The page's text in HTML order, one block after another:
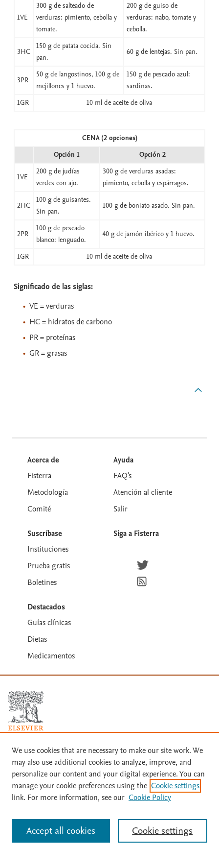
1VE
300 g de salteado de
verduras: pimiento, cebolla y
tomate.
200 g de guiso de
verduras: nabo, tomate y
cebolla.
3HC
150 g de patata cocida. Sin
pan.
60 g de lentejas. Sin pan.
3PR
50 g de langostinos, 100 g de
mejillones y 1 huevo.
150 g de pescado azul:
sardinas.
1GR
10 ml de aceite de oliva
CENA (2 opciones)
Opción 1
Opción 2
1VE
200 g de judías
verdes con ajo.
300 g de verduras asadas:
pimiento, cebolla y espárragos.
2HC
100 g de guisantes.
Sin pan.
100 g de boniato asado. Sin pan.
2PR
100 g de pescado
blanco: lenguado.
40 g de jamón ibérico y 1 huevo.
1GR 10 ml de aceite de oliva
Significado de las siglas:
VE = verduras
HC = hidratos de carbono
PR = proteínas
GR = grasas
Acerca de
Fisterra
Metodología
Comité
Suscríbase
Instituciones
Prueba gratis
Boletines
Destacados
Guías clínicas
Dietas
Medicamentos
Ayuda
FAQ's
Atención al cliente
Salir
Siga a Fisterra
Síguenos en Twitter
Suscríbete para recibir
Términos y condiciones
Política de privacidad
Copyright ©2026Elsevier España SLU, sus licenciantes y
colaboradores. Se reservan todos los derechos, incluidos los de minería
actualizada en: .
Este sitio utiliza cookies.Cookie settings
We use cookies that are necessary to make our site work. We
may also use additional cookies to analyze, improve, and
personalize our content and your digital experience. You can
manage your cookie preferences using the Cookie settings
link. For more information, see our Cookie Policy
Cookie settings
Accept all cookies